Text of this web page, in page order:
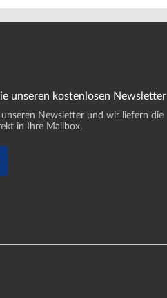
unseren kostenlosen Newsletter
Newsletter und wir liefern die
in Ihre Mailbox.